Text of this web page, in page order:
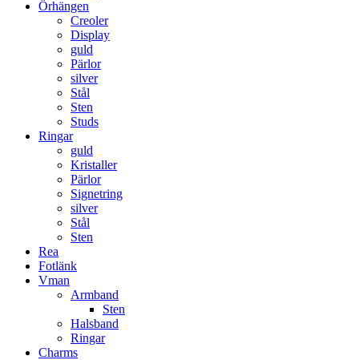
Örhängen
Creoler
Display
guld
Pärlor
silver
Stål
Sten
Studs
Ringar
guld
Kristaller
Pärlor
Signetring
silver
Stål
Sten
Rea
Fotlänk
Vman
Armband
Sten
Halsband
Ringar
Charms